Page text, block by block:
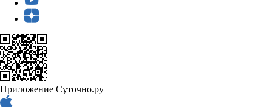
Приложение Суточно.ру